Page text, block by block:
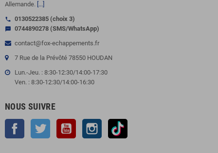
Allemande. [...]
call 0130522385 (choix 3)
sms
0744890278 (SMS/WhatsApp)
contact@fox-echappements.fr
7 Rue de la Prévôté 78550 HOUDAN
Lun.-Jeu. : 8:30-12:30/14:00-17:30
Ven. : 8:30-12:30/14:00-16:30
NOUS SUIVRE
Facebook Twitter YouTube Instagram